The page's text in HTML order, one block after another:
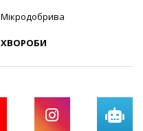
Мікродобрива
ХВОРОБИ